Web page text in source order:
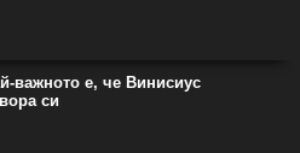
важното е, че Винисиус
си